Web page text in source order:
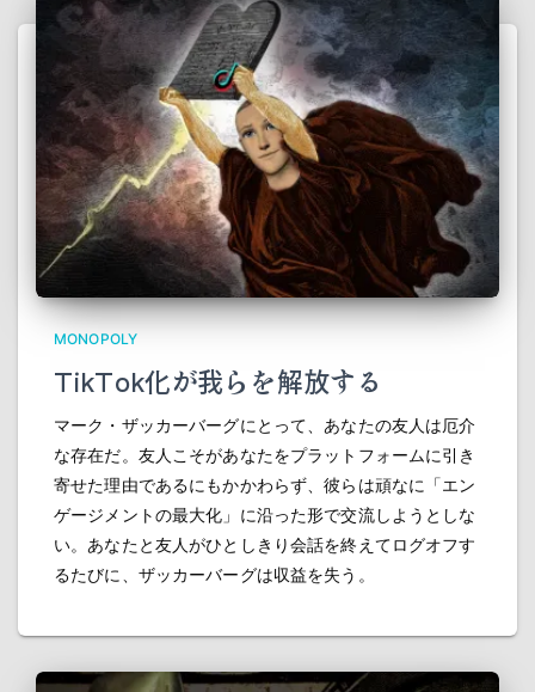
MONOPOLY
TikTok化が我らを解放する
マーク・ザッカーバーグにとって、あなたの友人は厄介
な存在だ。友人こそがあなたをプラットフォームに引き
寄せた理由であるにもかかわらず、彼らは頑なに「エン
ゲージメントの最大化」に沿った形で交流しようとしな
い。あなたと友人がひとしきり会話を終えてログオフす
るたびに、ザッカーバーグは収益を失う。